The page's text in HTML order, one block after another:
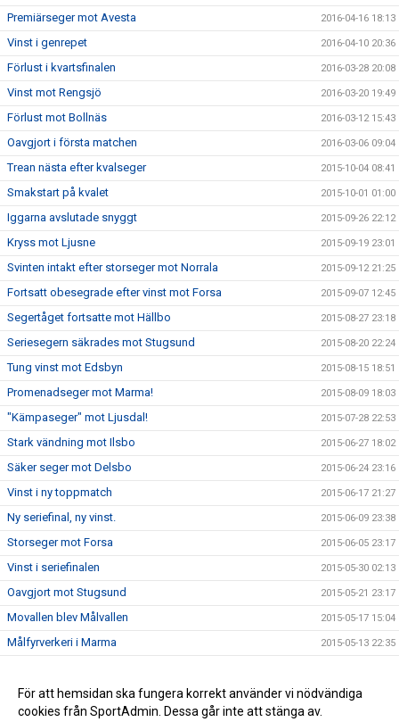
Premiärseger mot Avesta 2016-04-16 18:13
Vinst i genrepet 2016-04-10 20:36
Förlust i kvartsfinalen 2016-03-28 20:08
Vinst mot Rengsjö 2016-03-20 19:49
Förlust mot Bollnäs 2016-03-12 15:43
Oavgjort i första matchen 2016-03-06 09:04
Trean nästa efter kvalseger 2015-10-04 08:41
Smakstart på kvalet 2015-10-01 01:00
Iggarna avslutade snyggt 2015-09-26 22:12
Kryss mot Ljusne 2015-09-19 23:01
Svinten intakt efter storseger mot Norrala 2015-09-12 21:25
Fortsatt obesegrade efter vinst mot Forsa 2015-09-07 12:45
Segertåget fortsatte mot Hällbo 2015-08-27 23:18
Seriesegern säkrades mot Stugsund 2015-08-20 22:24
Tung vinst mot Edsbyn 2015-08-15 18:51
Promenadseger mot Marma! 2015-08-09 18:03
"Kämpaseger" mot Ljusdal! 2015-07-28 22:53
Stark vändning mot Ilsbo 2015-06-27 18:02
Säker seger mot Delsbo 2015-06-24 23:16
Vinst i ny toppmatch 2015-06-17 21:27
Ny seriefinal, ny vinst. 2015-06-09 23:38
Storseger mot Forsa 2015-06-05 23:17
Vinst i seriefinalen 2015-05-30 02:13
Oavgjort mot Stugsund 2015-05-21 23:17
Movallen blev Målvallen 2015-05-17 15:04
Målfyrverkeri i Marma 2015-05-13 22:35
Storseger i premiären 2015-04-25 18:46
Försäsongen över - Nu kör vi! 2015-04-19 12:26
För att hemsidan ska fungera korrekt använder vi nödvändiga
cookies från SportAdmin. Dessa går inte att stänga av.